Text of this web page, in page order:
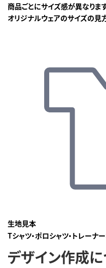
商品ごとにサイズ感が異なりま
オリジナルウェアのサイズの見
生地見本
Tシャツ・ポロシャツ・トレー
デザイン作成